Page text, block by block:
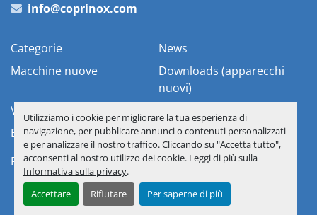
Utilizziamo i cookie per migliorare la tua esperienza di
navigazione, per pubblicare annunci o contenuti personalizzati
e per analizzare il nostro traffico. Cliccando su "Accetta tutto",
acconsenti al nostro utilizzo dei cookie. Leggi di più sulla
Informativa sulla privacy.
Accettare
Rifiutare Per saperne di più
info@coprinox.com
Categorie
News
Macchine nuove
Downloads (apparecchi
nuovi)
Vostre apparecchiature
Chi siamo
Elenco Materiali
Contattaci
Personalizza le preferenze sui Cookies